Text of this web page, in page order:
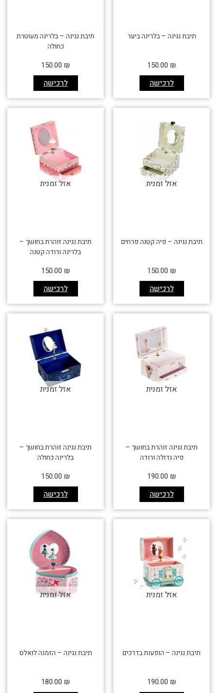
תיבת נגינה – בלרינה ביער
לרכישה
150.00 ₪
תיבת נגינה – בלרינה מעוטרת
כחולה
לרכישה
150.00 ₪
אזל זמנית
תיבת נגינה – פיה קטנה פרחים
לרכישה
150.00 ₪
אזל זמנית
תיבת נגינה זוהרת בחושך –
בלרינה ורודה קטנה
לרכישה
150.00 ₪
אזל זמנית
תיבת נגינה זוהרת בחושך –
פיה גדולה ורודה
לרכישה
190.00 ₪
אזל זמנית
תיבת נגינה זוהרת בחושך –
בלרינה כחולה
לרכישה
150.00 ₪
אזל זמנית
תיבת נגינה – הופעות בדרכים
190.00 ₪
אזל זמנית
תיבת נגינה – הזמנה לואלס
180.00 ₪